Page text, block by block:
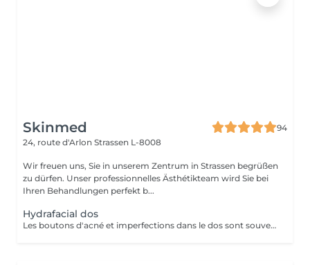
Skinmed
94
24, route d'Arlon Strassen L-8008
Wir freuen uns, Sie in unserem Zentrum in Strassen begrüßen
zu dürfen. Unser professionnelles Ästhétikteam wird Sie bei
Ihren Behandlungen perfekt b...
Hydrafacial dos
Les boutons d'acné et imperfections dans le dos sont souvent présents chez les adolescents, jeunes adultes ou encore chez les personnes présentant des problèmes hormonaux. Leur apparition s'explique par le même phénomène que les imperfections du visage : une accumulation de sébum, peaux mortes, et une inflammation. HydraFacial est le seul traitement utilisant une technologie brevetée pour nettoyer, éliminer et hydrater. Les super sérums HydraFacial contiennent des ingrédients nutritifs pour une peau plus belle immédiatement. Le résultat : un nettoyage profond de la peau, une réhydratation, et une diminution des imperfections. Ce soin est composé d'un nettoyage, d'une exfoliation douce, d'une extraction et d'antioxydants.